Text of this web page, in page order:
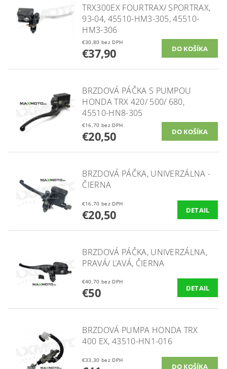
TRX300EX FOURTRAX/ SPORTRAX,
93-04, 45510-HM3-305, 45510-
HM3-306
€30,80 bez DPH
€37,90
BRZDOVÁ PÁČKA S PUMPOU
HONDA TRX 420/ 500/ 680,
45510-HN8-305
€16,70 bez DPH
€20,50
BRZDOVÁ PÁČKA, UNIVERZÁLNA -
ČIERNA
€16,70 bez DPH
€20,50 DETAIL
BRZDOVÁ PÁČKA, UNIVERZÁLNA,
PRAVÁ/ ĽAVÁ, ČIERNA
€40,70 bez DPH
€50 DETAIL
BRZDOVÁ PUMPA HONDA TRX
400 EX, 43510-HN1-016
€33,30 bez DPH